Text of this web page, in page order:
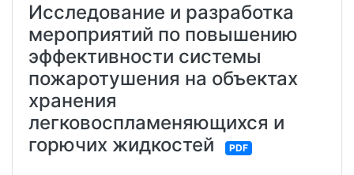
Исследование и разработка
мероприятий по повышению
эффективности системы
пожаротушения на объектах
хранения
легковоспламеняющихся и
горючих жидкостей
PDF